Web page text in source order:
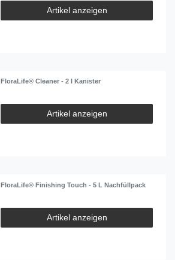
Artikel anzeigen
FloraLife® Cleaner - 2 l Kanister
Artikel anzeigen
FloraLife® Finishing Touch - 5 L Nachfüllpack
Artikel anzeigen